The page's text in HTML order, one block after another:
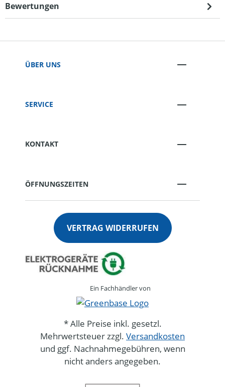
Bewertungen
ÜBER UNS
SERVICE
KONTAKT
ÖFFNUNGSZEITEN
VERTRAG WIDERRUFEN
Ein Fachhändler von
* Alle Preise inkl. gesetzl.
Mehrwertsteuer zzgl. Versandkosten
und ggf. Nachnahmegebühren, wenn
nicht anders angegeben.